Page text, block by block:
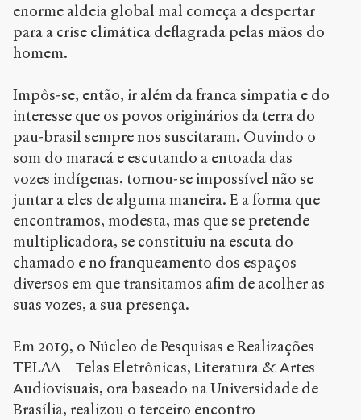
enorme aldeia global mal começa a despertar
para a crise climática deflagrada pelas mãos do
homem.
Impôs-se, então, ir além da franca simpatia e do
interesse que os povos originários da terra do
pau-brasil sempre nos suscitaram. Ouvindo o
som do maracá e escutando a entoada das
vozes indígenas, tornou-se impossível não se
juntar a eles de alguma maneira. E a forma que
encontramos, modesta, mas que se pretende
multiplicadora, se constituiu na escuta do
chamado e no franqueamento dos espaços
diversos em que transitamos afim de acolher as
suas vozes, a sua presença.
Em 2019, o Núcleo de Pesquisas e Realizações
TELAA – Telas Eletrônicas, Literatura & Artes
Audiovisuais, ora baseado na Universidade de
Brasília, realizou o terceiro encontro